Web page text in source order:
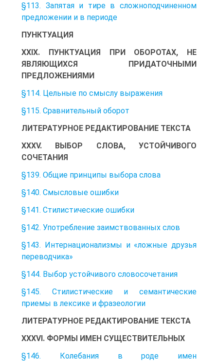
§113. Запятая и тире в сложноподчиненном
предложении и в периоде
ПУНКТУАЦИЯ
XXIX. ПУНКТУАЦИЯ ПРИ ОБОРОТАХ, НЕ
ЯВЛЯЮЩИХСЯ ПРИДАТОЧНЫМИ
ПРЕДЛОЖЕНИЯМИ
§114. Цельные по смыслу выражения
§115. Сравнительный оборот
ЛИТЕРАТУРНОЕ РЕДАКТИРОВАНИЕ ТЕКСТА
XXXV. ВЫБОР СЛОВА, УСТОЙЧИВОГО
СОЧЕТАНИЯ
§139. Общие принципы выбора слова
§140. Смысловые ошибки
§141. Стилистические ошибки
§142. Употребление заимствованных слов
§143. Интернационализмы и «ложные друзья
переводчика»
§144. Выбор устойчивого словосочетания
§145. Стилистические и семантические
приемы в лексике и фразеологии
ЛИТЕРАТУРНОЕ РЕДАКТИРОВАНИЕ ТЕКСТА
XXXVI. ФОРМЫ ИМЕН СУЩЕСТВИТЕЛЬНЫХ
§146. Колебания в роде имен